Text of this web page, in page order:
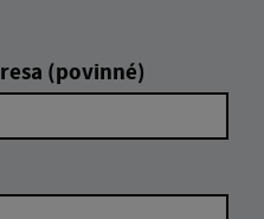
(povinné)